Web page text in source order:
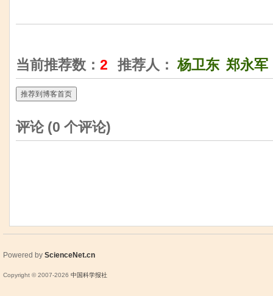
当前推荐数： 2 推荐人： 杨卫东 郑永军
推荐到博客首页
评论 (0 个评论)
Powered by ScienceNet.cn
Copyright © 2007-2026 中国科学报社